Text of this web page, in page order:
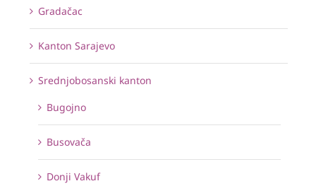
Gradačac
Kanton Sarajevo
Srednjobosanski kanton
Bugojno
Busovača
Donji Vakuf